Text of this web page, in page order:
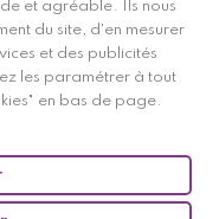
et agréable. Ils nous
du site, d'en mesurer
et des publicités
les paramétrer à tout
en bas de page.